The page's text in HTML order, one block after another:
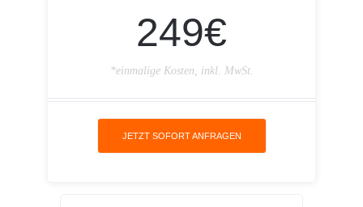
249€
*einmalige Kosten, inkl. MwSt.
JETZT SOFORT ANFRAGEN